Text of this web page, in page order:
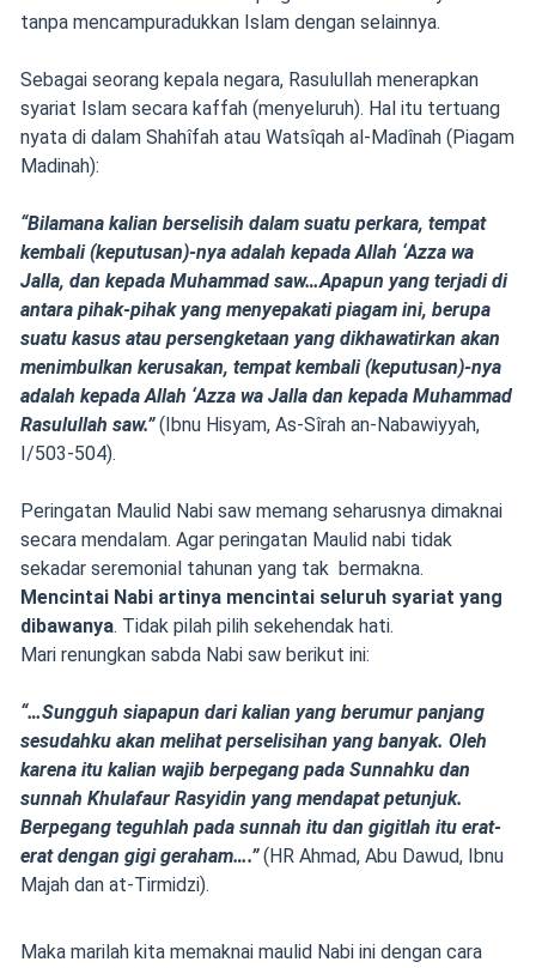
tanpa mencampuradukkan Islam dengan selainnya.
Sebagai seorang kepala negara, Rasulullah menerapkan
syariat Islam secara kaffah (menyeluruh). Hal itu tertuang
nyata di dalam Shahîfah atau Watsîqah al-Madînah (Piagam
Madinah):
“Bilamana kalian berselisih dalam suatu perkara, tempat
kembali (keputusan)-nya adalah kepada Allah ‘Azza wa
Jalla, dan kepada Muhammad saw…Apapun yang terjadi di
antara pihak-pihak yang menyepakati piagam ini, berupa
suatu kasus atau persengketaan yang dikhawatirkan akan
menimbulkan kerusakan, tempat kembali (keputusan)-nya
adalah kepada Allah ‘Azza wa Jalla dan kepada Muhammad
Rasulullah saw.” (Ibnu Hisyam, As-Sîrah an-Nabawiyyah,
I/503-504).
Peringatan Maulid Nabi saw memang seharusnya dimaknai
secara mendalam. Agar peringatan Maulid nabi tidak
sekadar seremonial tahunan yang tak bermakna.
Mencintai Nabi artinya mencintai seluruh syariat yang
dibawanya. Tidak pilah pilih sekehendak hati.
Mari renungkan sabda Nabi saw berikut ini:
“…Sungguh siapapun dari kalian yang berumur panjang
sesudahku akan melihat perselisihan yang banyak. Oleh
karena itu kalian wajib berpegang pada Sunnahku dan
sunnah Khulafaur Rasyidin yang mendapat petunjuk.
Berpegang teguhlah pada sunnah itu dan gigitlah itu erat-
erat dengan gigi geraham….”(HR Ahmad, Abu Dawud, Ibnu
Majah dan at-Tirmidzi).
Maka marilah kita memaknai maulid Nabi ini dengan cara